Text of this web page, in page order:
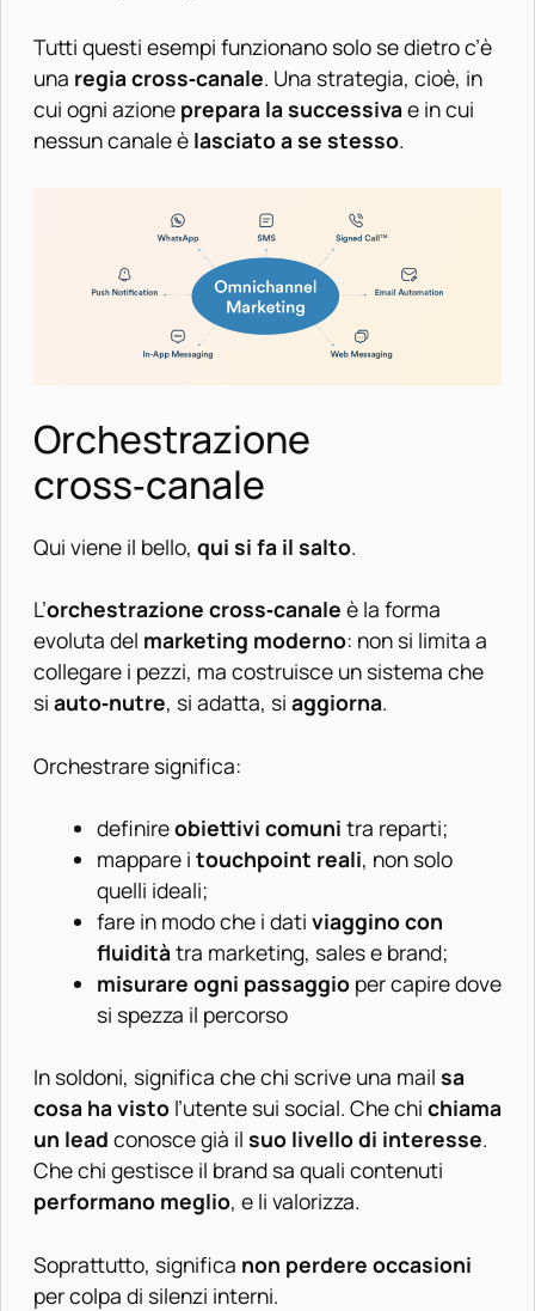
Tutti questi esempi funzionano solo se dietro c’è
una regia cross‑canale. Una strategia, cioè, in
cui ogni azione prepara la successiva e in cui
nessun canale è lasciato a se stesso.
Orchestrazione
cross‑canale
Qui viene il bello, qui si fa il salto.
L’orchestrazione cross‑canale è la forma
evoluta del marketing moderno: non si limita a
collegare i pezzi, ma costruisce un sistema che
si auto‑nutre, si adatta, si aggiorna.
Orchestrare significa:
definireobiettivi comuni tra reparti;
mappare i touchpoint reali, non solo
quelli ideali;
fare in modo che i dati viaggino con
fluidità tra marketing, sales e brand;
misurare ogni passaggioper capire dove
si spezza il percorso
In soldoni, significa che chi scrive una mail sa
cosa ha vistol’utente sui social. Che chi chiama
un lead conosce già il suo livello di interesse.
Che chi gestisce il brand sa quali contenuti
performano meglio, e li valorizza.
Soprattutto, significa non perdere occasioni
per colpa di silenzi interni.